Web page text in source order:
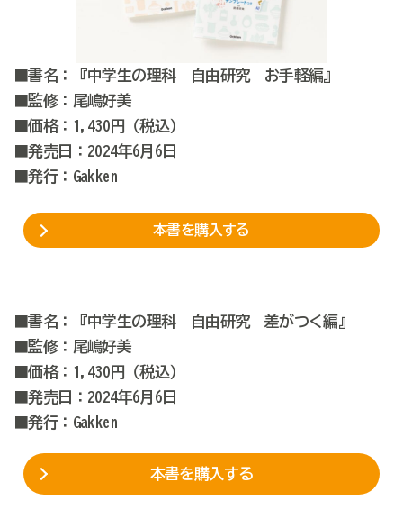
■書名：『中学生の理科 自由研究 お手軽編』
■監修：尾嶋好美
■価格：1,430円（税込）
■発売日：2024年6月6日
■発行：Gakken
本書を購入する
■書名：『中学生の理科 自由研究 差がつく編』
■監修：尾嶋好美
■価格：1,430円（税込）
■発売日：2024年6月6日
■発行：Gakken
本書を購入する